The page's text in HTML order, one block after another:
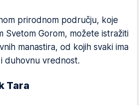
prirodnom području, koje
Svetom Gorom, možete istražiti
manastira, od kojih svaki ima
duhovnu vrednost.
Tara